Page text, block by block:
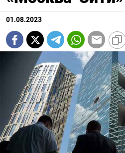
01.08.2023